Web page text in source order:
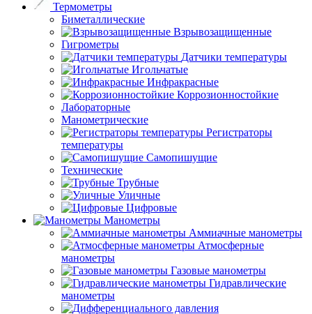
Термометры
Биметаллические
Взрывозащищенные
Гигрометры
Датчики температуры
Игольчатые
Инфракрасные
Коррозионностойкие
Лабораторные
Манометрические
Регистраторы
температуры
Самопишущие
Технические
Трубные
Уличные
Цифровые
Манометры
Аммиачные манометры
Атмосферные
манометры
Газовые манометры
Гидравлические
манометры